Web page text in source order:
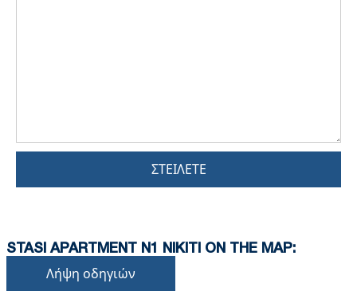
ΣΤΕΊΛΕΤΕ
STASI APARTMENT N1 NIKITI ON THE MAP:
Λήψη οδηγιών